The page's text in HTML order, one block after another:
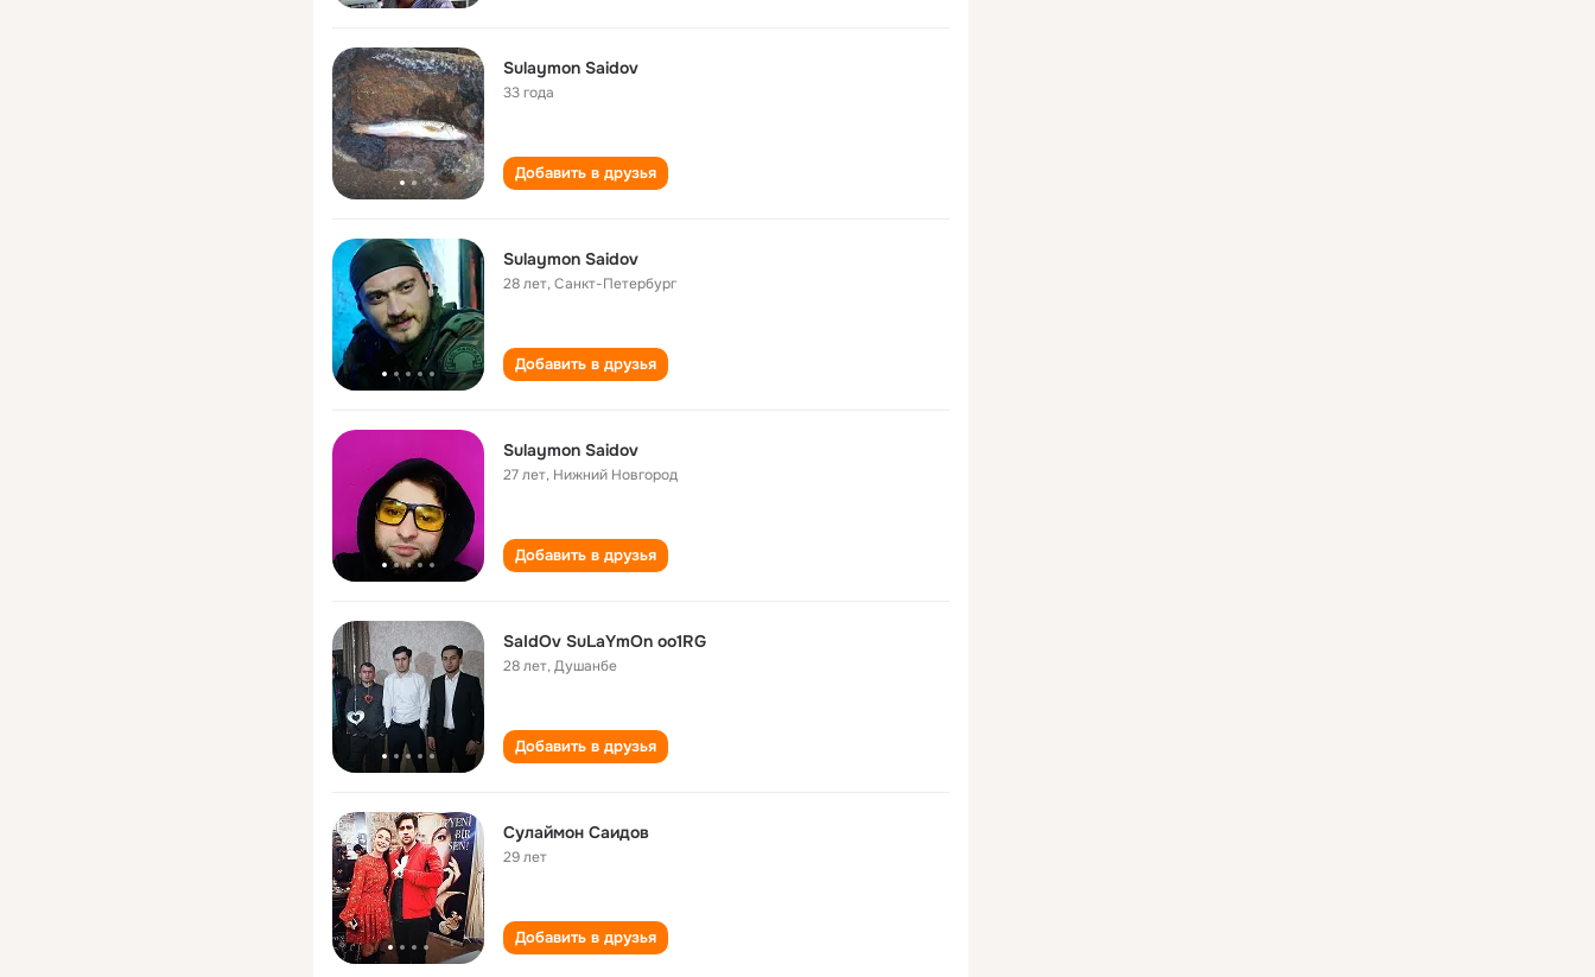
Sulaymon Saidov
33 года
Добавить в друзья
Sulaymon Saidov
28 лет,Санкт-Петербург
Добавить в друзья
Sulaymon Saidov
27 лет, Нижний Новгород
Добавить в друзья
SaIdOv SuLaYmOn oo1RG
28 лет,Душанбе
Добавить в друзья
Сулаймон Саидов
29 лет
Добавить в друзья